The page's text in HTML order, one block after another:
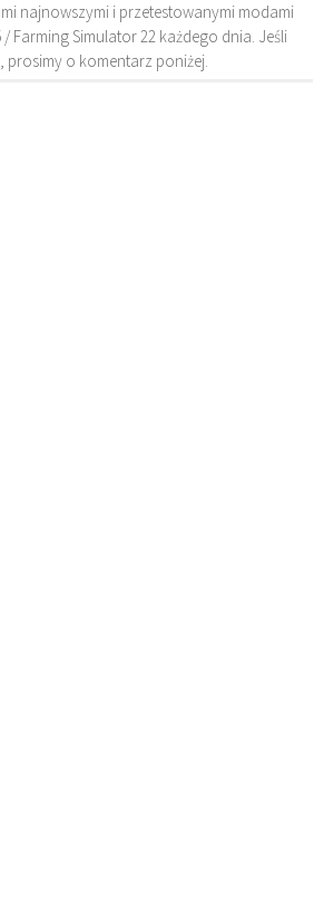
najnowszymi i przetestowanymi modami
Farming Simulator 22 każdego dnia. Jeśli
prosimy o komentarz poniżej.